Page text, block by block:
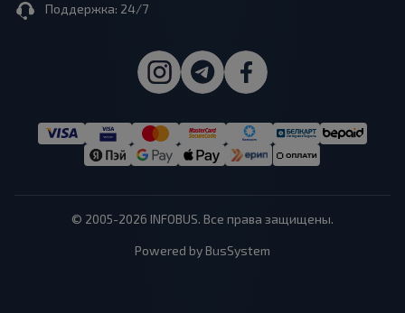
Поддержка: 24/7
© 2005-2026 INFOBUS. Все права защищены.
Powered by BusSystem